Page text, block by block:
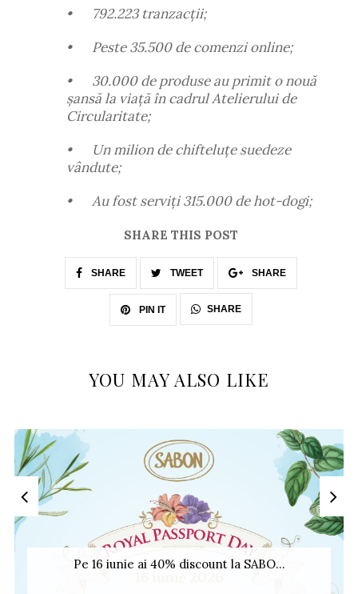
•
792.223 tranzacții;
•
Peste 35.500 de comenzi online;
•
30.000 de produse au primit o nouă
șansă la viață în cadrul Atelierului de
Circularitate;
•
Un milion de chifteluțe suedeze
vândute;
•
Au fost serviți 315.000 de hot-dogi;
SHARE THIS POST
SHARE TWEET SHARE
PIN IT SHARE
YOU MAY ALSO LIKE
Pe 16 iunie ai 40% discount la SABO...